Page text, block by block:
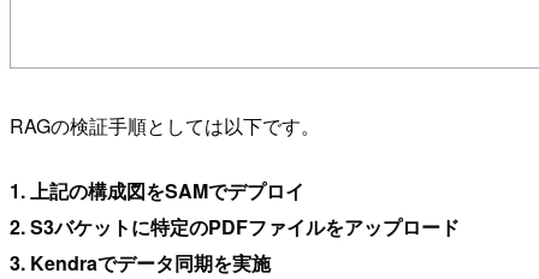
RAGの検証手順としては以下です。
1. 上記の構成図をSAMでデプロイ
2. S3バケットに特定のPDFファイルをアップロード
3. Kendraでデータ同期を実施